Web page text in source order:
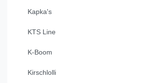
Kapka's
KTS Line
K-Boom
Kirschlolli